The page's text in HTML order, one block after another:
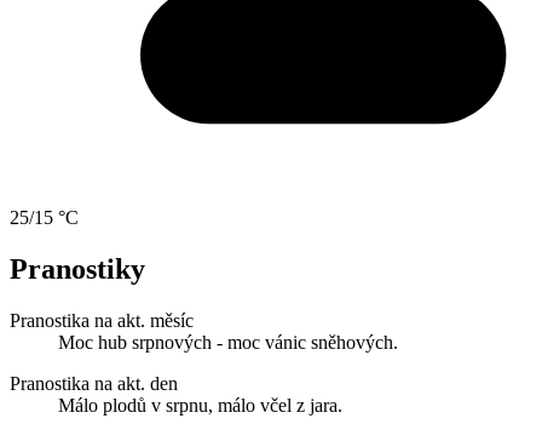
25/15 °C
Pranostiky
Pranostika na akt. měsíc
Moc hub srpnových - moc vánic sněhových.
Pranostika na akt. den
Málo plodů v srpnu, málo včel z jara.